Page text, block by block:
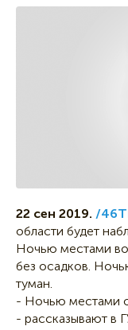
22 сен 2019. /
области будет
Ночью местами
без осадков.
туман.
- Ночью местами
- рассказывают в